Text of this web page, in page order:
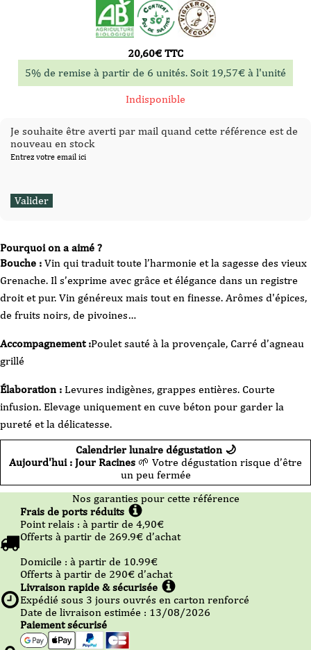
Pourquoi on a aimé ?
Bouche : Vin qui traduit toute l’harmonie et la sagesse des vieux
Grenache. Il s’exprime avec grâce et élégance dans un registre
droit et pur. Vin généreux mais tout en finesse. Arômes d'épices,
de fruits noirs, de pivoines…
Accompagnement :Poulet sauté à la provençale, Carré d’agneau
grillé
Élaboration : Levures indigènes, grappes entières. Courte
infusion. Elevage uniquement en cuve béton pour garder la
pureté et la délicatesse.
Calendrier lunaire dégustation 🌙
Aujourd'hui : Jour Racines 🌱 Votre dégustation risque d’être
un peu fermée
20,60€ TTC
5% de remise à partir de 6 unités. Soit 19,57€ à l'unité
Indisponible
Je souhaite être averti par mail quand cette référence est de
nouveau en stock
Entrez votre email ici
Nos garanties pour cette référence
Frais de ports réduits
Point relais : à partir de 4,90€
Offerts à partir de 269.9€ d’achat
Domicile : à partir de 10.99€
Offerts à partir de 290€ d’achat
Livraison rapide & sécurisée
Expédié sous 3 jours ouvrés en carton renforcé
Date de livraison estimée : 13/08/2026
Paiement sécurisé